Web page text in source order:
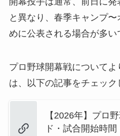
と異なり、春季キャンプ
めに公表される場合が多い
プロ野球開幕戦について
は、以下の記事をチェック
【2026年】プロ
ド・試合開始時